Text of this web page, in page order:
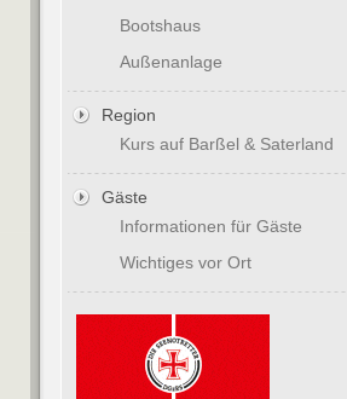
Bootshaus
Außenanlage
Region
Kurs auf Barßel & Saterland
Gäste
Informationen für Gäste
Wichtiges vor Ort